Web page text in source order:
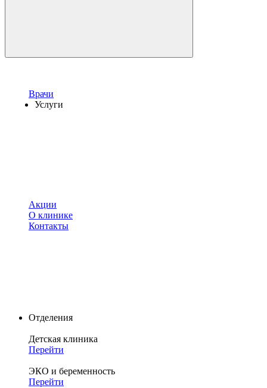
Врачи
Услуги
Акции
О клинике
Контакты
Отделения
Детская клиника
Перейти
ЭКО и беременность
Перейти